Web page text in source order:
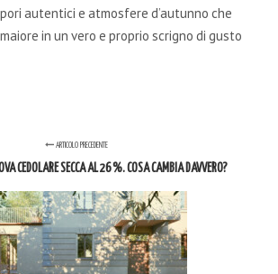
autentici e atmosfere d’autunno che
in un vero e proprio scrigno di gusto
ARTICOLO PRECEDENTE
CEDOLARE SECCA AL 26 %. COSA CAMBIA DAVVERO?